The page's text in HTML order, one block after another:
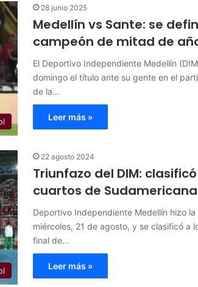
28 junio 2025
Medellín vs Sante: se
campeón de mitad de
El Deportivo Independiente Medellín
domingo el título ante su gente en el
de la…
Leer más »
22 agosto 2024
Triunfazo del DIM:
cuartos de Sudamericana
Deportivo Independiente Medellín hizo
miércoles, 21 de agosto, y se clasificó a
final de…
Leer más »